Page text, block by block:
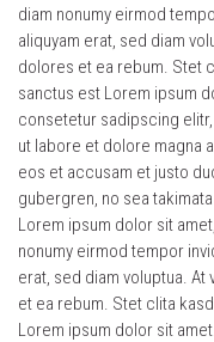
diam nonumy eirmod
aliquyam erat, sed diam
dolores et ea rebum. Stet
sanctus est Lorem ipsum
consetetur sadipscing
ut labore et dolore magna
eos et accusam et justo
gubergren, no sea
Lorem ipsum dolor sit
nonumy eirmod tempor
erat, sed diam voluptua.
et ea rebum. Stet clita
Lorem ipsum dolor sit